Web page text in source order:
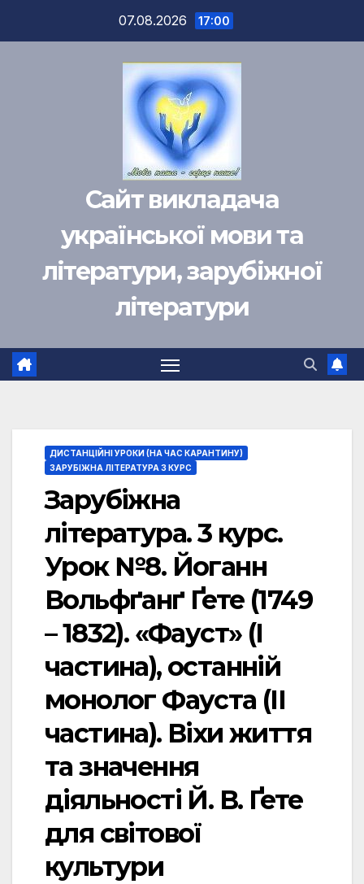
07.08.2026 17:00
Сайт викладача
української мови та
літератури, зарубіжної
літератури
ДИСТАНЦІЙНІ УРОКИ (НА ЧАС КАРАНТИНУ)
ЗАРУБІЖНА ЛІТЕРАТУРА 3 КУРС
Зарубіжна
література. 3 курс.
Урок №8. Йоганн
Вольфґанґ Ґете (1749
– 1832). «Фауст» (І
частина), останній
монолог Фауста (ІІ
частина). Віхи життя
та значення
діяльності Й. В. Ґете
для світової
культури